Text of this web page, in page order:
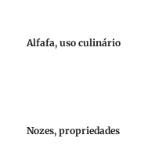
Alfafa, uso culinário
Nozes, propriedades